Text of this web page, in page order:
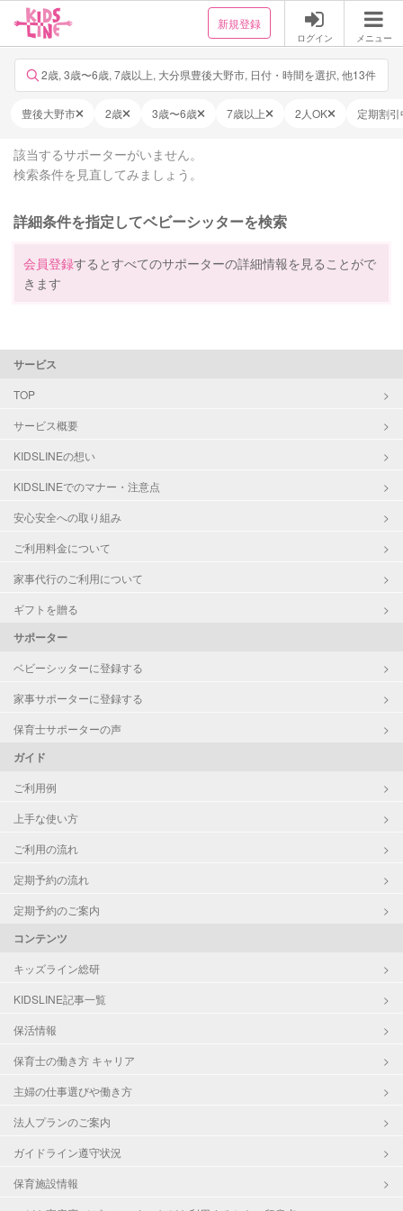
新規登録
ログイン メニュー
2歳, 3歳〜6歳, 7歳以上, 大分県豊後大野市, 日付・時間を選択, 他13件
豊後大野市 2歳 3歳〜6歳 7歳以上 2人OK 定期割引
該当するサポーターがいません。
検索条件を見直してみましょう。
詳細条件を指定してベビーシッターを検索
会員登録するとすべてのサポーターの詳細情報を見ることがで
きます
サービス
TOP
サービス概要
KIDSLINEの想い
KIDSLINEでのマナー・注意点
安心安全への取り組み
ご利用料金について
家事代行のご利用について
ギフトを贈る
サポーター
ベビーシッターに登録する
家事サポーターに登録する
保育士サポーターの声
ガイド
ご利用例
上手な使い方
ご利用の流れ
定期予約の流れ
定期予約のご案内
コンテンツ
キッズライン総研
KIDSLINE記事一覧
保活情報
保育士の働き方 キャリア
主婦の仕事選びや働き方
法人プランのご案内
ガイドライン遵守状況
保育施設情報